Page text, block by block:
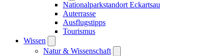
Nationalparkstandort Eckartsau
Auterrasse
Ausflugstipps
Tourismus
Wissen
Natur & Wissenschaft